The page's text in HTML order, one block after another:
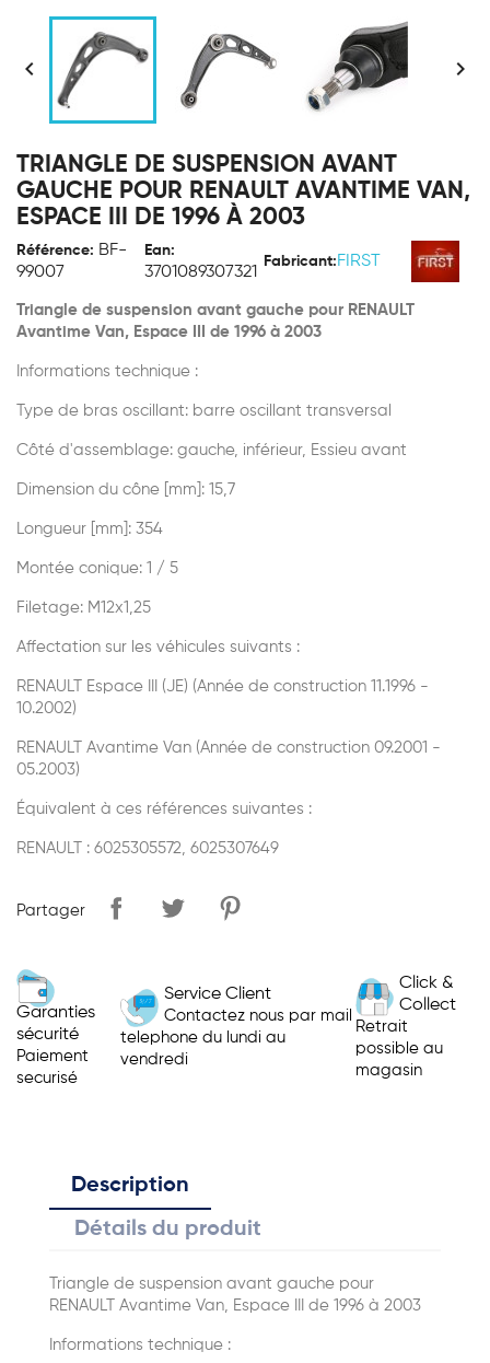
 
TRIANGLE DE SUSPENSION AVANT
GAUCHE POUR RENAULT AVANTIME VAN,
ESPACE III DE 1996 À 2003
Référence: BF-
99007
Ean:
3701089307321
Fabricant: FIRST
Triangle de suspension avant gauche pour RENAULT
Avantime Van, Espace III de 1996 à 2003
Informations technique :
Type de bras oscillant: barre oscillant transversal
Côté d'assemblage: gauche, inférieur, Essieu avant
Dimension du cône [mm]: 15,7
Longueur [mm]: 354
Montée conique: 1 / 5
Filetage: M12x1,25
Affectation sur les véhicules suivants :
RENAULT Espace III (JE) (Année de construction 11.1996 -
10.2002)
RENAULT Avantime Van (Année de construction 09.2001 -
05.2003)
Équivalent à ces références suivantes :
RENAULT : 6025305572, 6025307649
Partager
Garanties
sécurité
Paiement
securisé
Service Client
Contactez nous par mail
telephone du lundi au
vendredi
Click &
Collect
Retrait
possible au
magasin
Description
Détails du produit
Triangle de suspension avant gauche pour
RENAULT Avantime Van, Espace III de 1996 à 2003
Informations technique :